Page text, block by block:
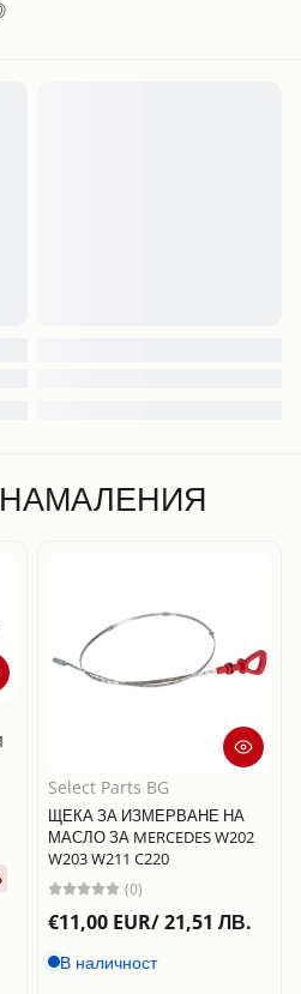
Select Parts BG
ЩЕКА ЗА ИЗМЕРВАНЕ НА
МАСЛО ЗА MERCEDES W202
W203 W211 C220
(0)
€11,00 EUR/ 21,51 ЛВ.
В наличност